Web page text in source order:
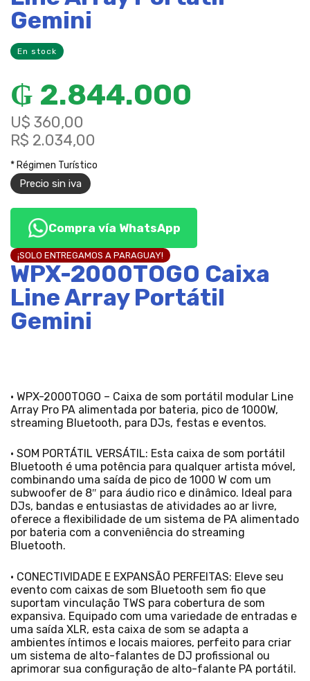
Gemini
En stock
₲ 2.844.000
U$ 360,00
R$ 2.034,00
* Régimen Turístico
Precio sin iva
Compra vía WhatsApp
¡SOLO ENTREGAMOS A PARAGUAY!
WPX-2000TOGO Caixa
Line Array Portátil
Gemini
• WPX-2000TOGO – Caixa de som portátil modular Line
Array Pro PA alimentada por bateria, pico de 1000W,
streaming Bluetooth, para DJs, festas e eventos.
• SOM PORTÁTIL VERSÁTIL: Esta caixa de som portátil
Bluetooth é uma potência para qualquer artista móvel,
combinando uma saída de pico de 1000 W com um
subwoofer de 8″ para áudio rico e dinâmico. Ideal para
DJs, bandas e entusiastas de atividades ao ar livre,
oferece a flexibilidade de um sistema de PA alimentado
por bateria com a conveniência do streaming
Bluetooth.
• CONECTIVIDADE E EXPANSÃO PERFEITAS: Eleve seu
evento com caixas de som Bluetooth sem fio que
suportam vinculação TWS para cobertura de som
expansiva. Equipado com uma variedade de entradas e
uma saída XLR, esta caixa de som se adapta a
ambientes íntimos e locais maiores, perfeito para criar
um sistema de alto-falantes de DJ profissional ou
aprimorar sua configuração de alto-falante PA portátil.